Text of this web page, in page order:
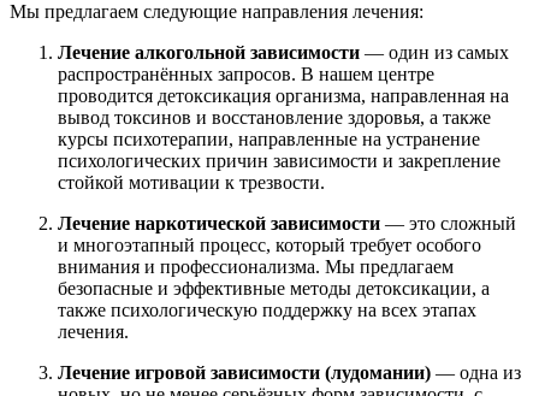
Мы предлагаем следующие направления лечения:
Лечение алкогольной зависимости — один из самых
распространённых запросов. В нашем центре
проводится детоксикация организма, направленная на
вывод токсинов и восстановление здоровья, а также
курсы психотерапии, направленные на устранение
психологических причин зависимости и закрепление
стойкой мотивации к трезвости.
Лечение наркотической зависимости — это сложный
и многоэтапный процесс, который требует особого
внимания и профессионализма. Мы предлагаем
безопасные и эффективные методы детоксикации, а
также психологическую поддержку на всех этапах
лечения.
Лечение игровой зависимости (лудомании) — одна из